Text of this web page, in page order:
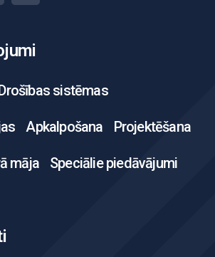
sistēmas
Apkalpošana Projektēšana
māja Speciālie piedāvājumi